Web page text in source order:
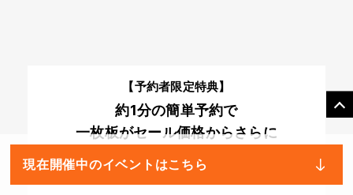
【予約者限定特典】
約1分の簡単予約で
一枚板がセール価格からさらに
30,000円OFF！
現在開催中のイベントはこちら